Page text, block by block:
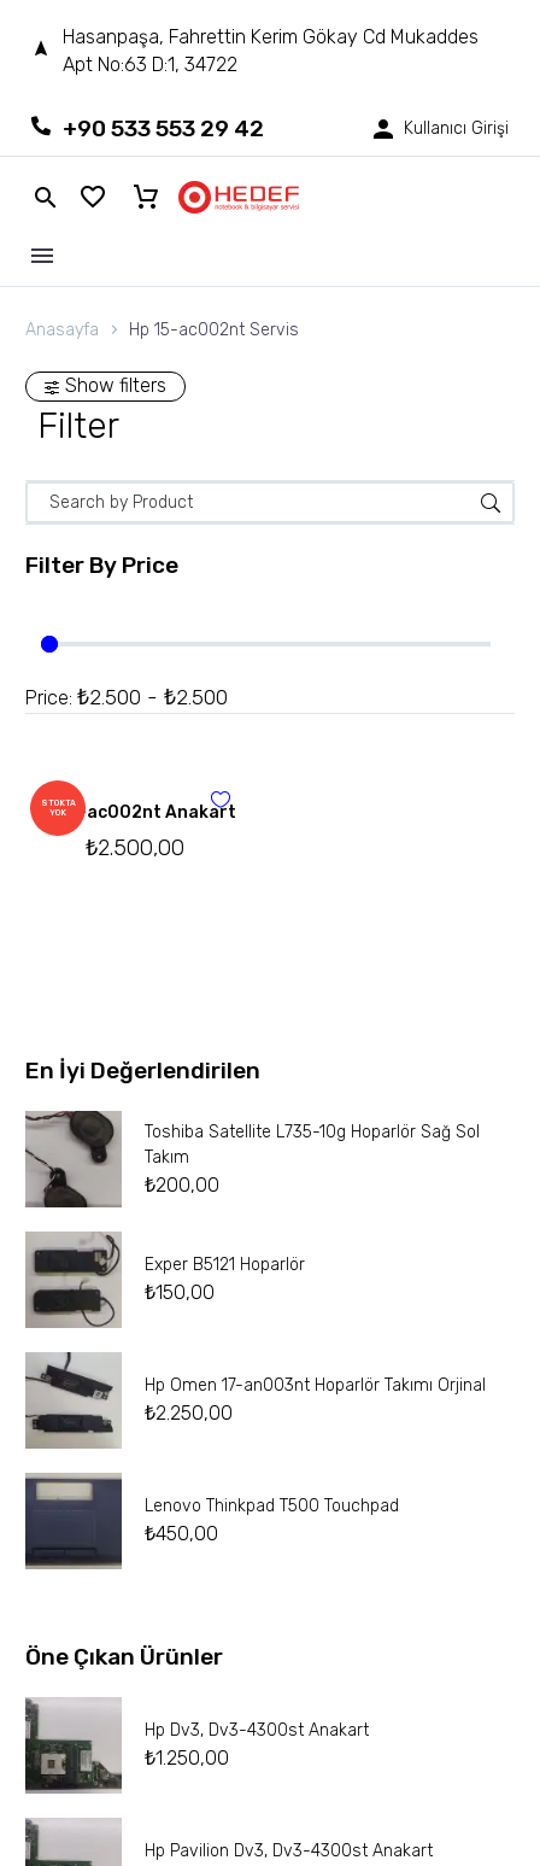
Hasanpaşa, Fahrettin Kerim Gökay Cd Mukaddes
Apt No:63 D:1, 34722
+90 533 553 29 42 Kullanıcı Girişi
Anasayfa Hp 15-ac002nt Servis
Show filters
Filter
Filter By Price
Price: ₺2.500 - ₺2.500
STOKTA
YOK
Hp 15-ac002nt Anakart
₺2.500,00
En İyi Değerlendirilen
Toshiba Satellite L735-10g Hoparlör Sağ Sol
Takım
₺200,00
Exper B5121 Hoparlör
₺150,00
Hp Omen 17-an003nt Hoparlör Takımı Orjinal
₺2.250,00
Lenovo Thinkpad T500 Touchpad
₺450,00
Öne Çıkan Ürünler
Hp Dv3, Dv3-4300st Anakart
₺1.250,00
Hp Pavilion Dv3, Dv3-4300st Anakart